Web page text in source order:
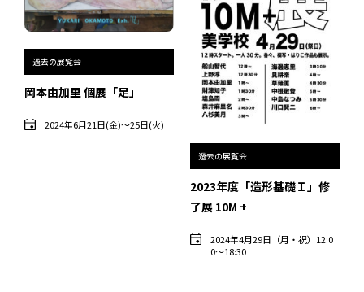
全ての記事ページ
過去の展覧会
岡本由加里 個展「足」
2024年6月21日(金)〜25日(火)
過去の展覧会
2023年度「造形基礎Ｉ」修
了展 10M +
2024年4月29日（月・祝）12:0
0〜18:30